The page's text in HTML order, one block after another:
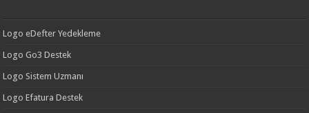
Logo eDefter Yedekleme
Logo Go3 Destek
Logo Sistem Uzmanı
Logo Efatura Destek